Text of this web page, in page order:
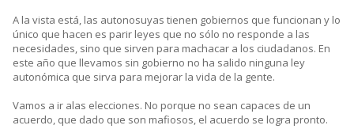
A la vista está, las autonosuyas tienen gobiernos que funcionan y lo
único que hacen es parir leyes que no sólo no responde a las
necesidades, sino que sirven para machacar a los ciudadanos. En
este año que llevamos sin gobierno no ha salido ninguna ley
autonómica que sirva para mejorar la vida de la gente.
Vamos a ir alas elecciones. No porque no sean capaces de un
acuerdo, que dado que son mafiosos, el acuerdo se logra pronto.